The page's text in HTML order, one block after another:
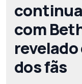
com
dos fãs